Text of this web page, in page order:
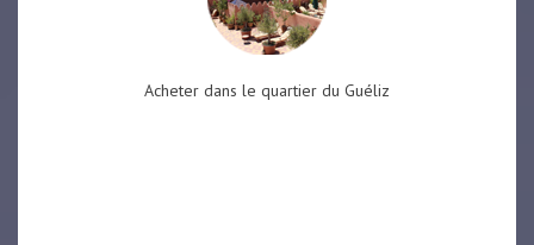
Acheter dans le quartier du Guéliz